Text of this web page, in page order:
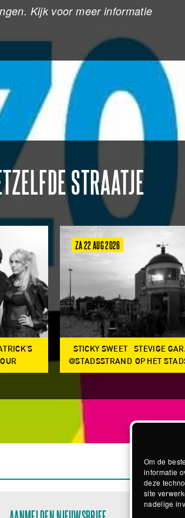
Om de
informatie
deze
site
nadelige
Kijk voor meer informatie
STRAATJE
ZA 22 AUG 2026
STICKY SWEET
@STADSSTRAND
STEVIGE
OP HET